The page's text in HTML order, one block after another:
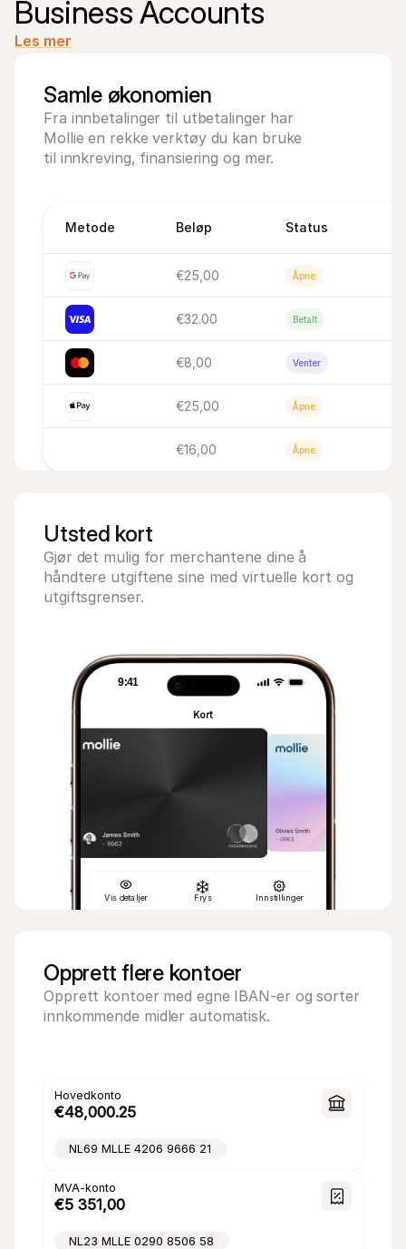
Business Accounts
Les mer
Samle økonomien
Fra innbetalinger til utbetalinger har
Mollie en rekke verktøy du kan bruke
til innkreving, finansiering og mer.
Metode Beløp Status
€25,00 Åpne
€32.00 Betalt
€8,00 Venter
€25,00 Åpne
€16,00 Åpne
Utsted kort
Gjør det mulig for merchantene dine å
håndtere utgiftene sine med virtuelle kort og
utgiftsgrenser.
9:41
Kort
−€18,20
2%
−€6,90
Claude Code
−€200,00
2 %
−€79,00
Vis detaljer Frys Innstillinger
Opprett flere kontoer
Opprett kontoer med egne IBAN-er og sorter
innkommende midler automatisk.
Hovedkonto
€48,000.25
NL69 MLLE 4206 9666 21
MVA-konto
€5 351,00
NL23 MLLE 0290 8506 58